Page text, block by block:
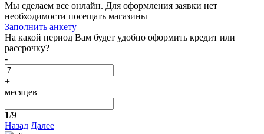
Мы сделаем все онлайн. Для оформления заявки нет
необходимости посещать магазины
Заполнить анкету
На какой период Вам будет удобно оформить кредит или
рассрочку?
-
+
месяцев
1/9
Назад Далее